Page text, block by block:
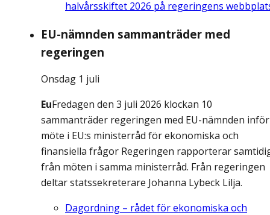
halvårsskiftet 2026 på regeringens
EU-nämnden sammanträder med
regeringen
Onsdag 1 juli
EuFredagen den 3 juli 2026 klockan 10
sammanträder regeringen med EU-nämnden inför
möte i EU:s ministerråd för ekonomiska och
finansiella frågor Regeringen rapporterar
från möten i samma ministerråd. Från regeringen
deltar statssekreterare Johanna Lybeck Lilja.
Dagordning – rådet för ekonomiska och